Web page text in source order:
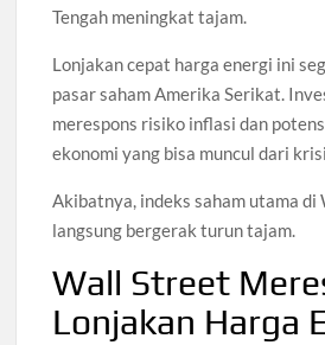
Tengah meningkat tajam.
Lonjakan cepat harga energi ini
pasar saham Amerika Serikat.
merespons risiko inflasi dan
ekonomi yang bisa muncul dari
Akibatnya, indeks saham utama di
langsung bergerak turun tajam.
Wall Street
Lonjakan Harga